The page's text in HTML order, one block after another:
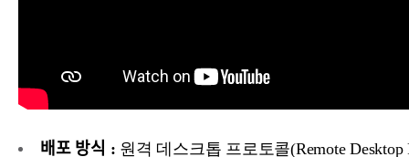
배포 방식 : 원격 데스크톱 프로토콜(Remote Desktop